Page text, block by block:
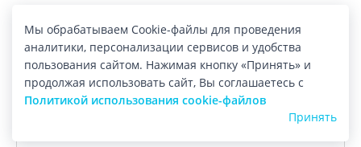
Все банки Карта Список
Город:Елабуга
Мы обрабатываем Cookie-файлы для проведения
аналитики, персонализации сервисов и удобства
пользования сайтом. Нажимая кнопку «Принять» и
продолжая использовать сайт, Вы соглашаетесь с
Политикой использования cookie-файлов
Принять